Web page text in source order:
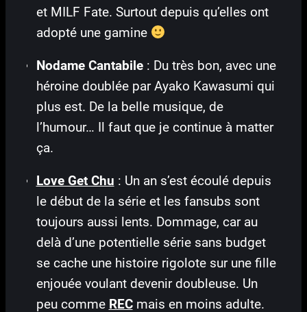
et MILF Fate. Surtout depuis qu’elles ont
adopté une gamine
Nodame Cantabile: Du très bon, avec une
héroine doublée par Ayako Kawasumi qui
plus est. De la belle musique, de
l’humour… Il faut que je continue à matter
ça.
Love Get Chu : Un an s’est écoulé depuis
le début de la série et les fansubs sont
toujours aussi lents. Dommage, car au
delà d’une potentielle série sans budget
se cache une histoire rigolote sur une fille
enjouée voulant devenir doubleuse. Un
peu comme RECmais en moins adulte.